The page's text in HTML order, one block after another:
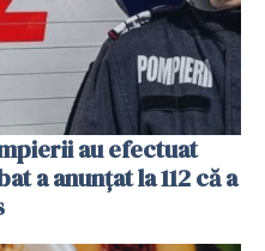
au efectuat
a anunțat la 112 că a